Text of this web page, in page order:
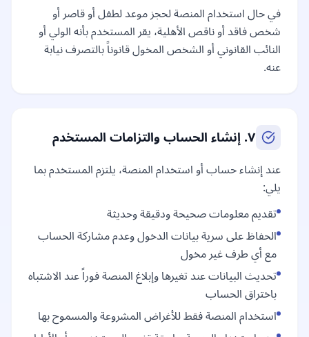
في حال استخدام المنصة لحجز موعد لطفل أو قاصر أو
شخص فاقد أو ناقص الأهلية، يقر المستخدم بأنه الولي أو
النائب القانوني أو الشخص المخول قانوناً بالتصرف نيابة
عنه.
٧. إنشاء الحساب والتزامات المستخدم
عند إنشاء حساب أو استخدام المنصة، يلتزم المستخدم بما
يلي:
تقديم معلومات صحيحة ودقيقة وحديثة
الحفاظ على سرية بيانات الدخول وعدم مشاركة الحساب
مع أي طرف غير مخول
تحديث البيانات عند تغيرها وإبلاغ المنصة فوراً عند الاشتباه
باختراق الحساب
استخدام المنصة فقط للأغراض المشروعة والمسموح بها